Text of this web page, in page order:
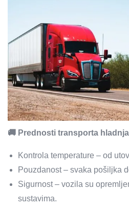
🚚 Prednosti transporta
Kontrola temperature – od
Pouzdanost – svaka pošiljka
Sigurnost – vozila su
sustavima.